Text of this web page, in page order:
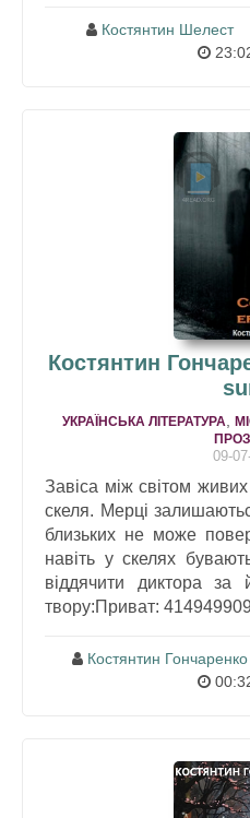
Костянтин Шелест
Костянтин
УКРАЇНСЬКА ЛІТЕРАТУРА
09-
Завіса між світом
скеля. Мерці
близьких не може
навіть у скелях
віддячити диктора за
твору:Приват:
Костянтин Гончаренко